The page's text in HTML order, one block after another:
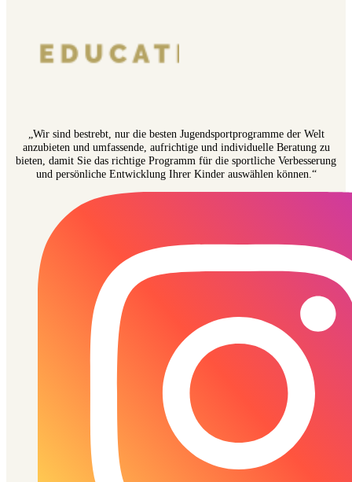
„Wir sind bestrebt, nur die besten Jugendsportprogramme der Welt
anzubieten und umfassende, aufrichtige und individuelle Beratung zu
bieten, damit Sie das richtige Programm für die sportliche Verbesserung
und persönliche Entwicklung Ihrer Kinder auswählen können.“